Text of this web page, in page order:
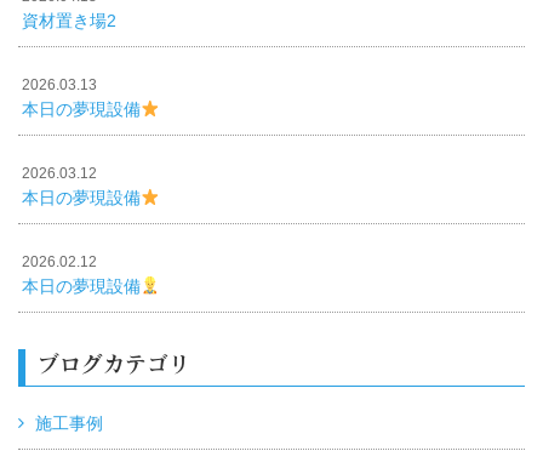
資材置き場2
2026.03.13
本日の夢現設備
2026.03.12
本日の夢現設備
2026.02.12
本日の夢現設備
ブログカテゴリ
施工事例